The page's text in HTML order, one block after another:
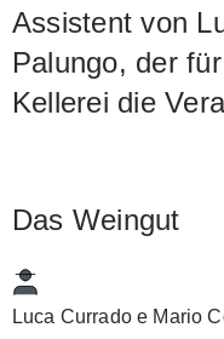
Assistent von
Palungo, der
Kellerei die
Das Weingut
Luca Currado e Mario